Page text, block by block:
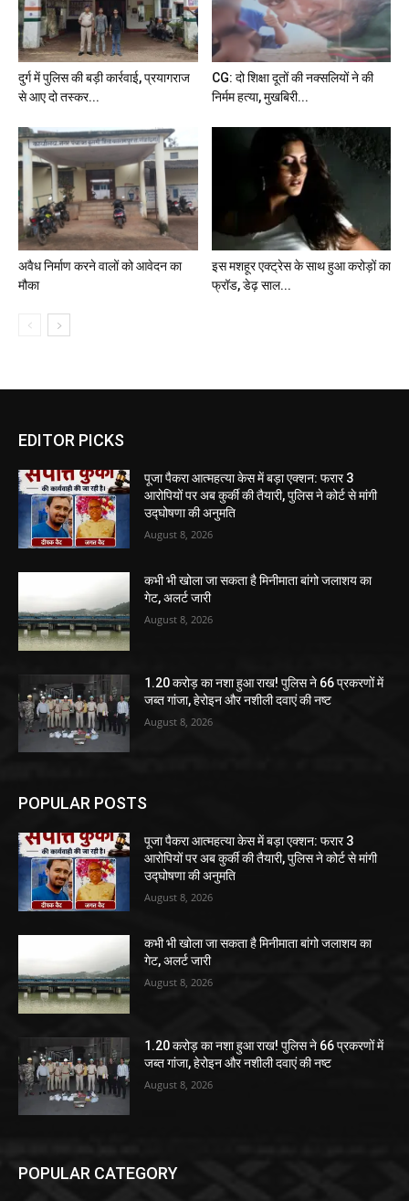
दुर्ग में पुलिस की बड़ी कार्रवाई, प्रयागराज
से आए दो तस्कर...
CG: दो शिक्षा दूतों की नक्सलियों ने की
निर्मम हत्या, मुखबिरी...
अवैध निर्माण करने वालों को आवेदन का
मौका
इस मशहूर एक्ट्रेस के साथ हुआ करोड़ों का
फ्रॉड, डेढ़ साल...
EDITOR PICKS
पूजा पैकरा आत्महत्या केस में बड़ा एक्शन: फरार 3
आरोपियों पर अब कुर्की की तैयारी, पुलिस ने कोर्ट से मांगी
उद्घोषणा की अनुमति
August 8, 2026
कभी भी खोला जा सकता है मिनीमाता बांगो जलाशय का
गेट, अलर्ट जारी
August 8, 2026
1.20 करोड़ का नशा हुआ राख! पुलिस ने 66 प्रकरणों में
जब्त गांजा, हेरोइन और नशीली दवाएं की नष्ट
August 8, 2026
POPULAR POSTS
पूजा पैकरा आत्महत्या केस में बड़ा एक्शन: फरार 3
आरोपियों पर अब कुर्की की तैयारी, पुलिस ने कोर्ट से मांगी
उद्घोषणा की अनुमति
August 8, 2026
कभी भी खोला जा सकता है मिनीमाता बांगो जलाशय का
गेट, अलर्ट जारी
August 8, 2026
1.20 करोड़ का नशा हुआ राख! पुलिस ने 66 प्रकरणों में
जब्त गांजा, हेरोइन और नशीली दवाएं की नष्ट
August 8, 2026
POPULAR CATEGORY